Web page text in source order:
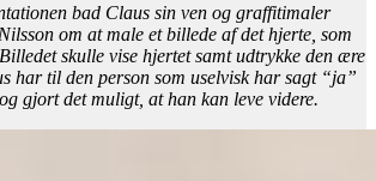
bad Claus sin ven og graffitimaler
om at male et billede af det hjerte, som
skulle vise hjertet samt udtrykke den ære
har til den person som uselvisk har sagt “ja”
gjort det muligt, at han kan leve videre.